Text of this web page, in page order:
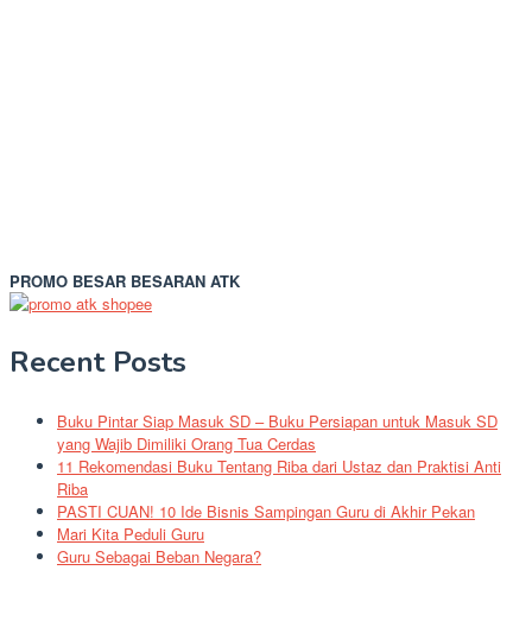
PROMO BESAR BESARAN ATK
Recent Posts
Buku Pintar Siap Masuk SD – Buku Persiapan untuk Masuk SD
yang Wajib Dimiliki Orang Tua Cerdas
11 Rekomendasi Buku Tentang Riba dari Ustaz dan Praktisi Anti
Riba
PASTI CUAN! 10 Ide Bisnis Sampingan Guru di Akhir Pekan
Mari Kita Peduli Guru
Guru Sebagai Beban Negara?